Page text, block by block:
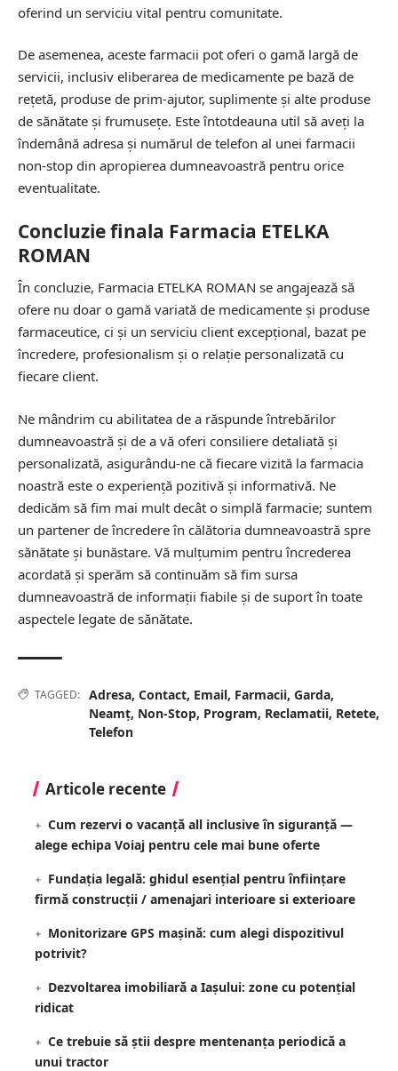
oferind un serviciu vital pentru comunitate.
De asemenea, aceste farmacii pot oferi o gamă largă de
servicii, inclusiv eliberarea de medicamente pe bază de
rețetă, produse de prim-ajutor, suplimente și alte produse
de sănătate și frumusețe. Este întotdeauna util să aveți la
îndemână adresa și numărul de telefon al unei farmacii
non-stop din apropierea dumneavoastră pentru orice
eventualitate.
Concluzie finala Farmacia ETELKA
ROMAN
În concluzie, Farmacia ETELKA ROMAN se angajează să
ofere nu doar o gamă variată de medicamente și produse
farmaceutice, ci și un serviciu client excepțional, bazat pe
încredere, profesionalism și o relație personalizată cu
fiecare client.
Ne mândrim cu abilitatea de a răspunde întrebărilor
dumneavoastră și de a vă oferi consiliere detaliată și
personalizată, asigurându-ne că fiecare vizită la farmacia
noastră este o experiență pozitivă și informativă. Ne
dedicăm să fim mai mult decât o simplă farmacie; suntem
un partener de încredere în călătoria dumneavoastră spre
sănătate și bunăstare. Vă mulțumim pentru încrederea
acordată și sperăm să continuăm să fim sursa
dumneavoastră de informații fiabile și de suport în toate
aspectele legate de sănătate.
TAGGED: Adresa, Contact, Email, Farmacii, Garda,
Neamț, Non-Stop, Program, Reclamatii, Retete,
Telefon
Articole recente
Cum rezervi o vacanță all inclusive în siguranță —
alege echipa Voiaj pentru cele mai bune oferte
Fundația legală: ghidul esențial pentru înființare
firmă construcții / amenajari interioare si exterioare
Monitorizare GPS mașină: cum alegi dispozitivul
potrivit?
Dezvoltarea imobiliară a Iașului: zone cu potențial
ridicat
Ce trebuie să știi despre mentenanța periodică a
unui tractor